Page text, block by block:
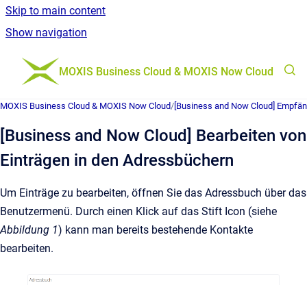
Skip to main content
Show navigation
Go to homepage
MOXIS Business Cloud & MOXIS Now Cloud
MOXIS Business Cloud & MOXIS Now Cloud/ [Business and Now Cloud]
[Business and Now Cloud] Bearbeiten von
Einträgen in den Adressbüchern
Um Einträge zu bearbeiten, öffnen Sie das Adressbuch über das
Benutzermenü. Durch einen Klick auf das Stift Icon (siehe
Abbildung 1) kann man bereits bestehende Kontakte
bearbeiten.